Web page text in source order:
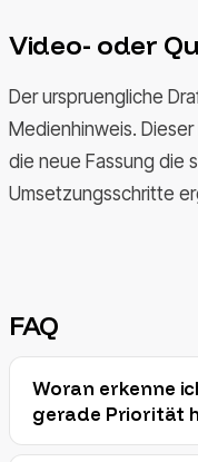
Video- oder
Der urspruengliche
Medienhinweis.
die neue Fassung die
Umsetzungsschritte
FAQ
Woran erkenne
gerade Priorität